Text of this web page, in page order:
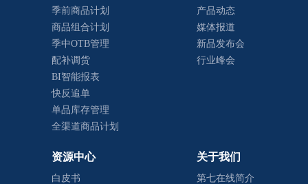
季前商品计划
商品组合计划
季中OTB管理
配补调货
BI智能报表
快反追单
单品库存管理
全渠道商品计划
产品动态
媒体报道
新品发布会
行业峰会
资源中心
白皮书
关于我们
第七在线简介